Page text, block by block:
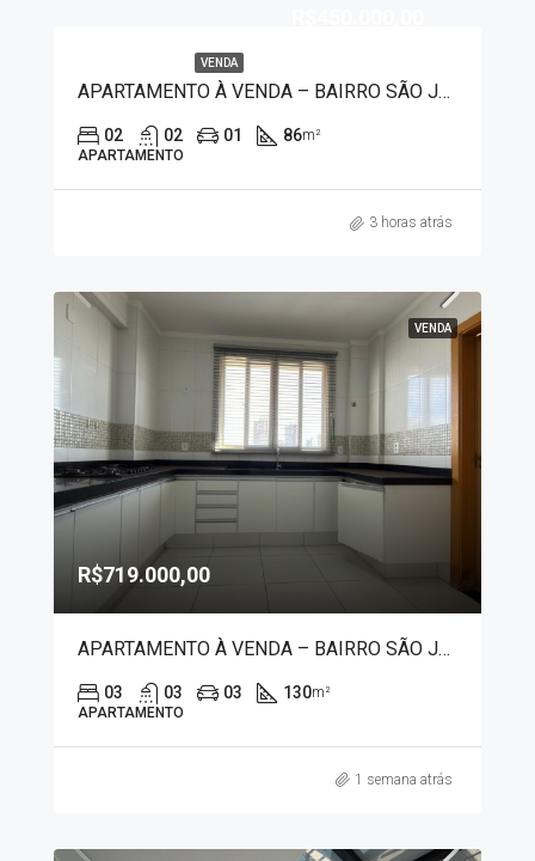
VENDA
APARTAMENTO À VENDA – BAIRRO SÃO JOSÉ 8557
02 02 01 86m²
APARTAMENTO
3 horas atrás
VENDA
R$719.000,00
APARTAMENTO À VENDA – BAIRRO SÃO JOSÉ 2966
03 03 03 130m²
APARTAMENTO
1 semana atrás